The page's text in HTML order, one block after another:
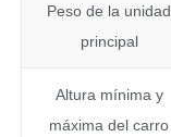
Peso de la unidad
principal
Altura mínima y
máxima del carro